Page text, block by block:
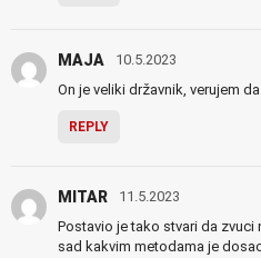
MAJA 10.5.2023
On je veliki državnik, verujem
REPLY
MITAR 11.5.2023
Postavio je tako stvari da
sad kakvim metodama je